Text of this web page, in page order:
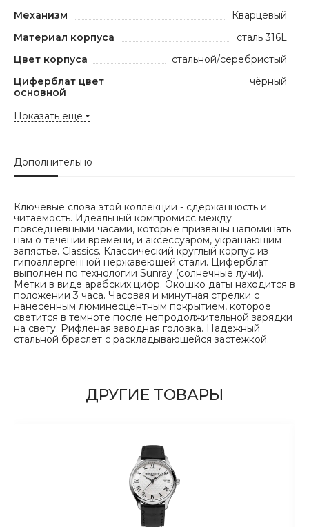
Механизм
Кварцевый
Материал корпуса
сталь 316L
Цвет корпуса
стальной/серебристый
Циферблат цвет
основной
чёрный
Показать ещё
Дополнительно
Ключевые слова этой коллекции - сдержанность и
читаемость. Идеальный компромисс между
повседневными часами, которые призваны напоминать
нам о течении времени, и аксессуаром, украшающим
запястье. Classics. Классический круглый корпус из
гипоаллергенной нержавеющей стали. Циферблат
выполнен по технологии Sunray (солнечные лучи).
Метки в виде арабских цифр. Окошко даты находится в
положении 3 часа. Часовая и минутная стрелки с
нанесенным люминесцентным покрытием, которое
светится в темноте после непродолжительной зарядки
на свету. Рифленая заводная головка. Надежный
стальной браслет с раскладывающейся застежкой.
ДРУГИЕ ТОВАРЫ